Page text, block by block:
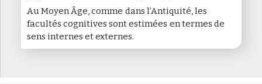
Au Moyen Âge, comme dans l’Antiquité, les
facultés cognitives sont estimées en termes de
sens internes et externes.